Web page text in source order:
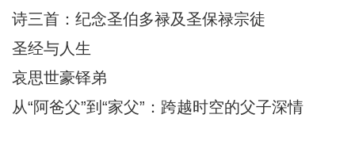
诗三首：纪念圣伯多禄及圣保禄宗徒
圣经与人生
哀思世豪铎弟
从“阿爸父”到“家父”：跨越时空的父子深情